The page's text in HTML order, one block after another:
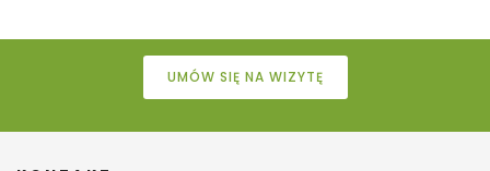
UMÓW SIĘ NA WIZYTĘ